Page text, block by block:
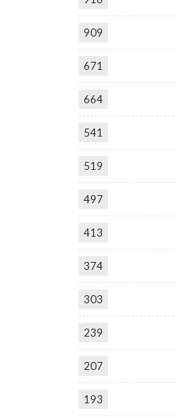
909
671
664
541
519
497
413
374
303
239
207
193